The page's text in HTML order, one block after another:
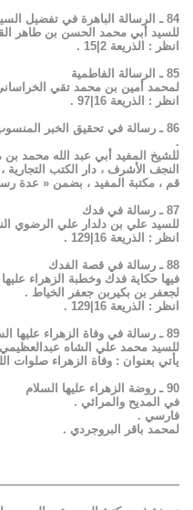
84 ـ الرسالة الباهرة في تفضيل السيدة فاطمة الزهراء الطاهرة عليها السلام
للسيد أبي محمد الحسن بن طاهر
انظر : الذريعة 2|15 .
85 ـ الرسالة الفاطمية
لمحمد أمين بن محمد تقي
انظر : الذريعة 16|97 .
86 ـ رسالة في تحقيق الخبر
.
للشيخ المفيد أبي عبد الله محمد بن
النجف الأشرف ، دار الكتب التجارية
قم ، مكتبة المفيد ، بضمن « عدة
87 ـ رسالة في فدك
للسيد علي بن دلدار علي الرضوي النصير
انظر : الذريعة 16|129 .
88 ـ رسالة في قصة الفدك
فيها حكاية فدك وخطبة الزهراء
لجعفر بن بكيربن جعفر الخياط .
انظر : الذريعة 16|129 .
89 ـ رسالة في وفاة الزهراء عليها السلام
للسيد محمد علي الشاه
يأتي بعنوان : وفاة الزهراء صلوات
90 ـ روضة الزهراء عليها السلام
في المديح والمراثي .
فارسي .
لمحمد باقر البروجردي .